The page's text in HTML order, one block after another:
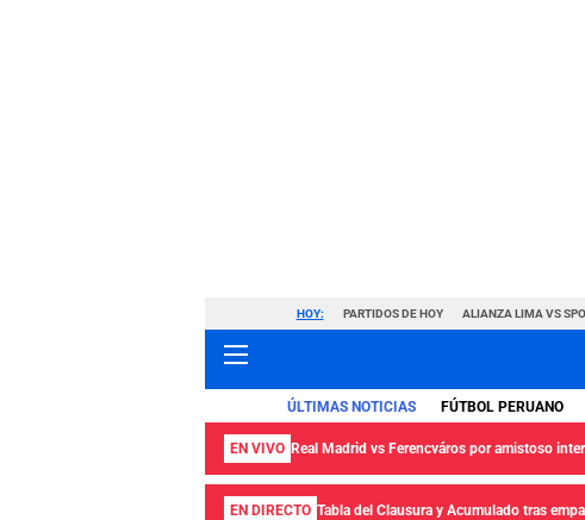
HOY: PARTIDOS DE HOY ALIANZA LIMA VS
ÚLTIMAS NOTICIAS FÚTBOL PERUANO
EN VIVO Real Madrid vs Ferencváros por amistoso
EN DIRECTO Tabla del Clausura y Acumulado tras